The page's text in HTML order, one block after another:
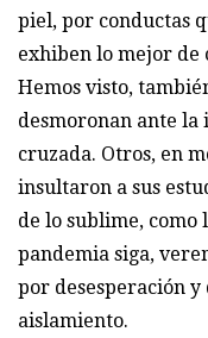
piel, por conductas
exhiben lo mejor de
Hemos visto,
desmoronan ante la
cruzada. Otros, en
insultaron a sus
de lo sublime,
pandemia siga,
por desesperación y
aislamiento.